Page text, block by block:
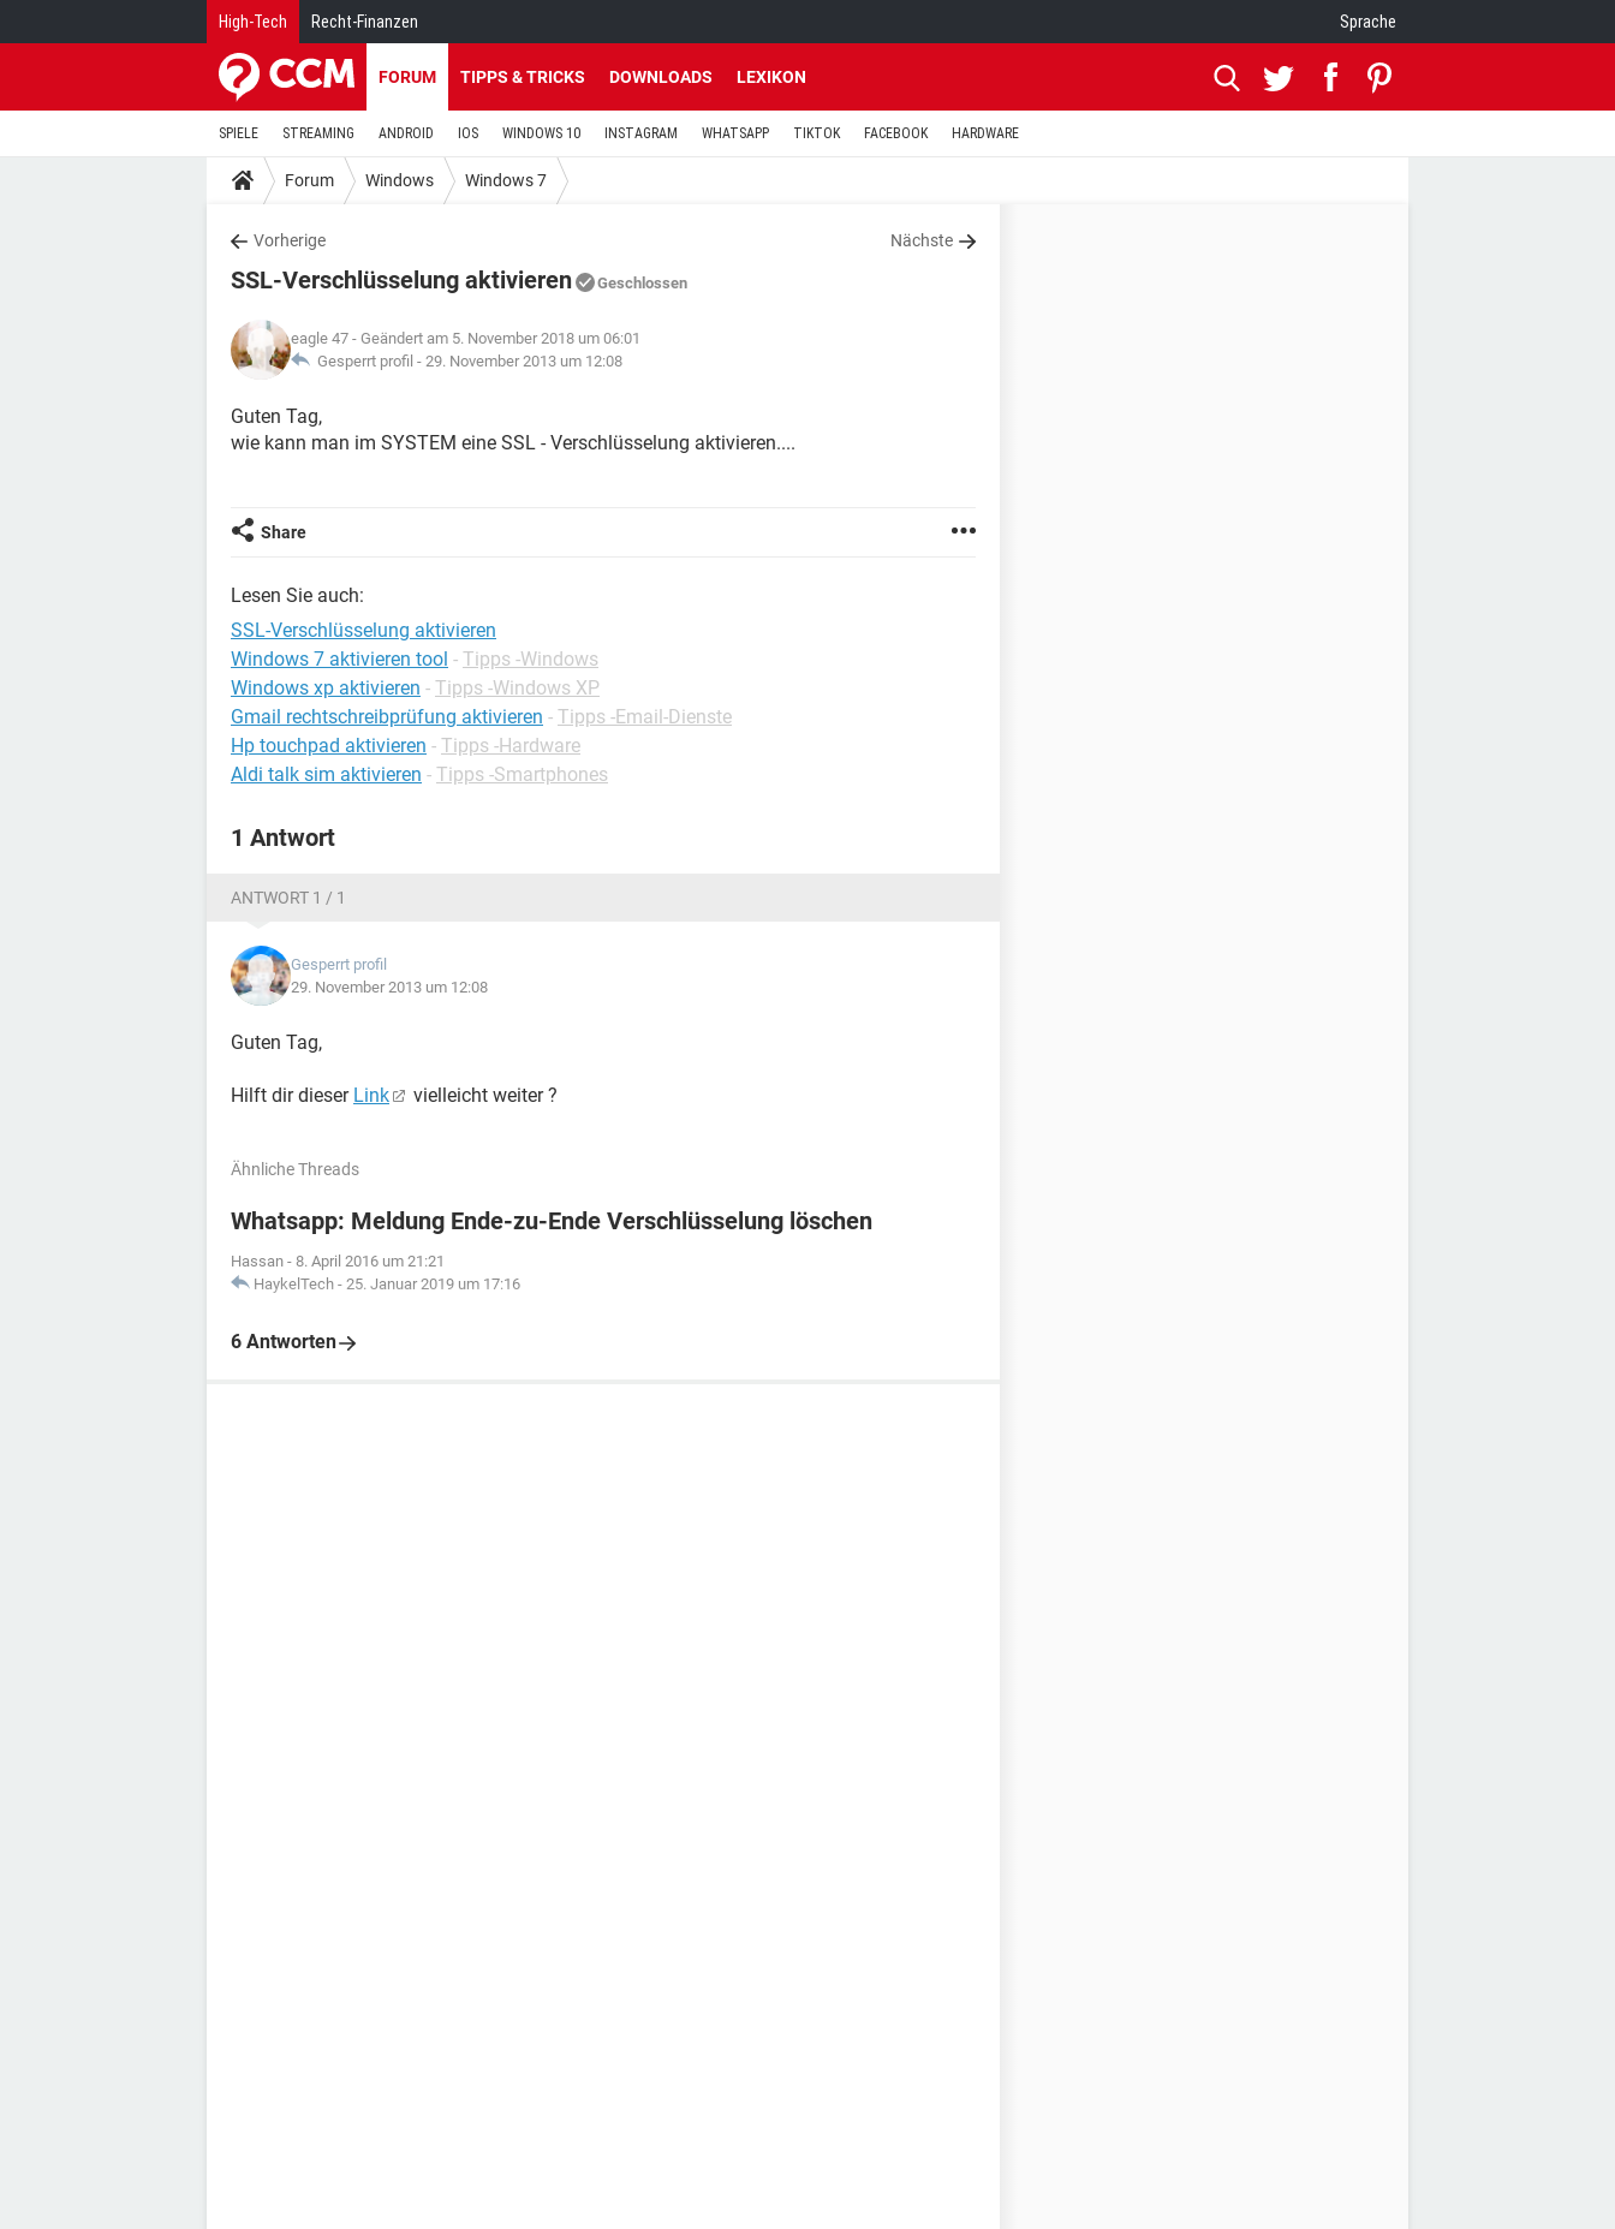
High-Tech Recht-Finanzen Sprache
FORUM TIPPS & TRICKS DOWNLOADS LEXIKON
SPIELE STREAMING ANDROID IOS WINDOWS 10 INSTAGRAM WHATSAPP TIKTOK FACEBOOK HARDWARE
Forum Windows Windows 7
Vorherige Nächste
SSL-Verschlüsselung aktivieren Geschlossen
eagle 47 - Geändert am 5. November 2018 um 06:01
Gesperrt profil - 29. November 2013 um 12:08
Guten Tag,
wie kann man im SYSTEM eine SSL - Verschlüsselung aktivieren....
Share
Lesen Sie auch:
SSL-Verschlüsselung aktivieren
Windows 7 aktivieren tool - Tipps -Windows
Windows xp aktivieren - Tipps -Windows XP
Gmail rechtschreibprüfung aktivieren - Tipps -Email-Dienste
Hp touchpad aktivieren - Tipps -Hardware
Aldi talk sim aktivieren - Tipps -Smartphones
1 Antwort
ANTWORT 1 / 1
Gesperrt profil
29. November 2013 um 12:08
Guten Tag,
Hilft dir dieser Link vielleicht weiter ?
Ähnliche Threads
Whatsapp: Meldung Ende-zu-Ende Verschlüsselung löschen
Hassan - 8. April 2016 um 21:21
HaykelTech - 25. Januar 2019 um 17:16
6 Antworten